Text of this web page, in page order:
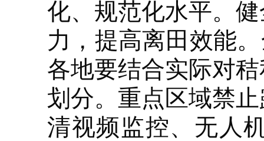
化、规范化水平。
力，提高离田效能
各地要结合实际对
划分。重点区域禁
清视频监控、无人